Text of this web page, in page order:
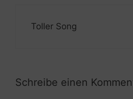
Toller Song
Schreibe einen